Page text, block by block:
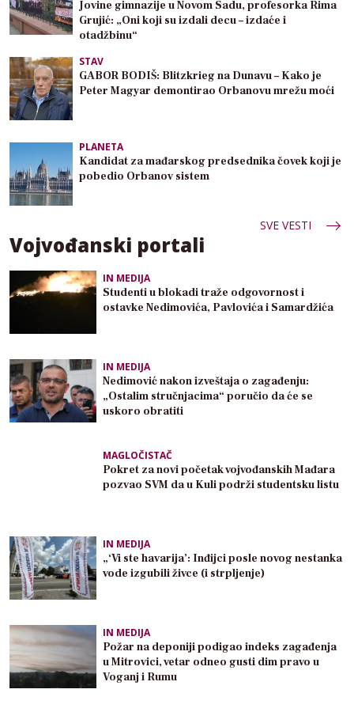
Jovine gimnazije u Novom Sadu, profesorka Rima
Grujić: „Oni koji su izdali decu – izdaće i
otadžbinu“
STAV
GABOR BODIŠ: Blitzkrieg na Dunavu – Kako je
Peter Magyar demontirao Orbanovu mrežu moći
PLANETA
Kandidat za mađarskog predsednika čovek koji je
pobedio Orbanov sistem
SVE VESTI
Vojvođanski portali
IN MEDIJA
Studenti u blokadi traže odgovornost i
ostavke Nedimovića, Pavlovića i Samardžića
IN MEDIJA
Nedimović nakon izveštaja o zagađenju:
„Ostalim stručnjacima“ poručio da će se
uskoro obratiti
MAGLOČISTAČ
Pokret za novi početak vojvođanskih Mađara
pozvao SVM da u Kuli podrži studentsku listu
IN MEDIJA
„‘Vi ste havarija’: Inđijci posle novog nestanka
vode izgubili živce (i strpljenje)
IN MEDIJA
Požar na deponiji podigao indeks zagađenja
u Mitrovici, vetar odneo gusti dim pravo u
Voganj i Rumu